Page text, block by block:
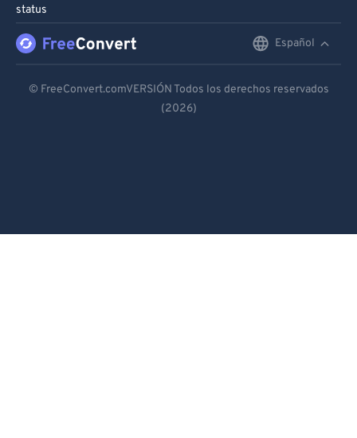
status
Español
Español
© FreeConvert.comVERSIÓN Todos los derechos reservados
(2026)